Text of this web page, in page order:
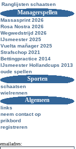
Ranglijsten schaatsen
Managerspellen
Massasprint 2026
Rosa Nostra 2026
Wegwedstrijd 2026
IJsmeester 2025
Vuelta mañager 2025
Strafschop 2021
Bettingpractice 2014
IJsmeester Hollandcups 2013
oude spellen
Sporten
schaatsen
wielrennen
Algemeen
links
neem contact op
prikbord
registreren
emailadres: